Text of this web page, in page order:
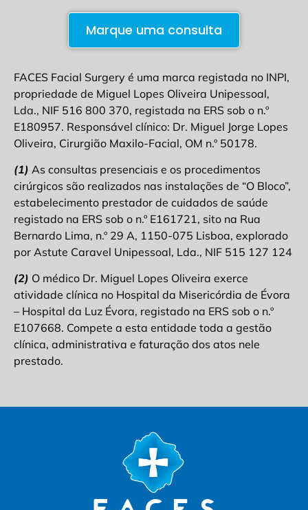
Marque uma consulta
FACES Facial Surgery é uma marca registada no INPI,
propriedade de Miguel Lopes Oliveira Unipessoal,
Lda., NIF 516 800 370, registada na ERS sob o n.º
E180957. Responsável clínico: Dr. Miguel Jorge Lopes
Oliveira, Cirurgião Maxilo-Facial, OM n.º 50178.
(1) As consultas presenciais e os procedimentos
cirúrgicos são realizados nas instalações de “O Bloco”,
estabelecimento prestador de cuidados de saúde
registado na ERS sob o n.º E161721, sito na Rua
Bernardo Lima, n.º 29 A, 1150-075 Lisboa, explorado
por Astute Caravel Unipessoal, Lda., NIF 515 127 124
(2) O médico Dr. Miguel Lopes Oliveira exerce
atividade clínica no Hospital da Misericórdia de Évora
– Hospital da Luz Évora, registado na ERS sob o n.º
E107668. Compete a esta entidade toda a gestão
clínica, administrativa e faturação dos atos nele
prestado.